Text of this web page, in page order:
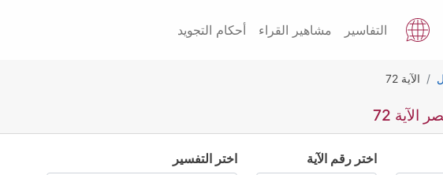
التفاسير مشاهير القراء أحكام التجويد
الآية 72
72
اختر رقم الآية اختر التفسير